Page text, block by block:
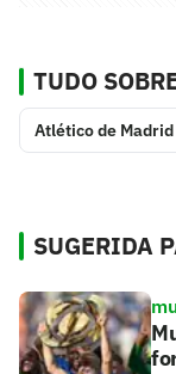
TUDO
Atlético de Madrid
SUGERIDA